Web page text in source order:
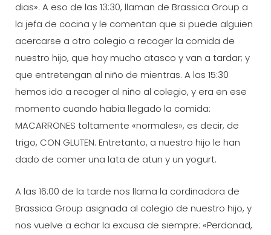
dias». A eso de las 13:30, llaman de Brassica Group a
la jefa de cocina y le comentan que si puede alguien
acercarse a otro colegio a recoger la comida de
nuestro hijo, que hay mucho atasco y van a tardar; y
que entretengan al niño de mientras. A las 15:30
hemos ido a recoger al niño al colegio, y era en ese
momento cuando habia llegado la comida:
MACARRONES toltamente «normales», es decir, de
trigo, CON GLUTEN. Entretanto, a nuestro hijo le han
dado de comer una lata de atun y un yogurt.
A las 16:00 de la tarde nos llama la cordinadora de
Brassica Group asignada al colegio de nuestro hijo, y
nos vuelve a echar la excusa de siempre: «Perdonad,